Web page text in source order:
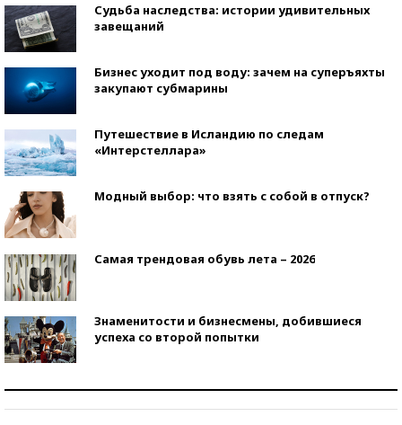
Судьба наследства: истории удивительных
завещаний
Бизнес уходит под воду: зачем на суперъяхты
закупают субмарины
Путешествие в Исландию по следам
«Интерстеллара»
Модный выбор: что взять с собой в отпуск?
Самая трендовая обувь лета – 2026
Знаменитости и бизнесмены, добившиеся
успеха со второй попытки